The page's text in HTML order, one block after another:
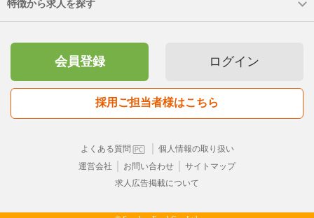
特徴から求人を探す
会員登録 ログイン
採用ご担当者様はこちら
よくある質問
個人情報の取り扱い
運営会社
お問い合わせ
サイトマップ
求人広告掲載について